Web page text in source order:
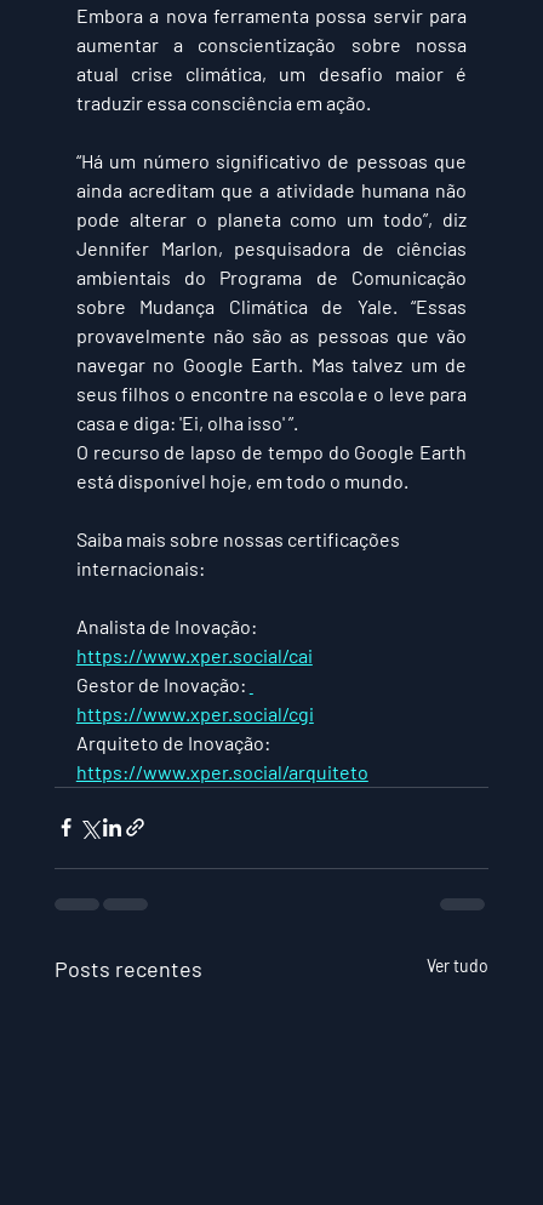
Embora a nova ferramenta possa servir para
aumentar a conscientização sobre nossa
atual crise climática, um desafio maior é
traduzir essa consciência em ação.
“Há um número significativo de pessoas que
ainda acreditam que a atividade humana não
pode alterar o planeta como um todo”, diz
Jennifer Marlon, pesquisadora de ciências
ambientais do Programa de Comunicação
sobre Mudança Climática de Yale. “Essas
provavelmente não são as pessoas que vão
navegar no Google Earth. Mas talvez um de
seus filhos o encontre na escola e o leve para
casa e diga: 'Ei, olha isso' ”.
O recurso de lapso de tempo do Google Earth
está disponível hoje, em todo o mundo.
Saiba mais sobre nossas certificações
internacionais:
Analista de Inovação:
https://www.xper.social/cai
Gestor de Inovação:
https://www.xper.social/cgi
Arquiteto de Inovação:
https://www.xper.social/arquiteto
Posts recentes Ver tudo